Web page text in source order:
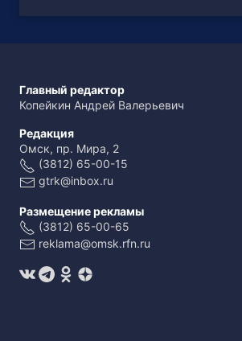
Главный редактор
Копейкин Андрей Валерьевич
Редакция
Омск, пр. Мира, 2
(3812) 65-00-15
gtrk@inbox.ru
Размещение рекламы
(3812) 65-00-65
reklama@omsk.rfn.ru